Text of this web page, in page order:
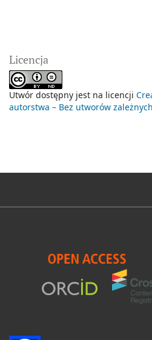
Licencja
Utwór dostępny jest na licencji
autorstwa – Bez utworów